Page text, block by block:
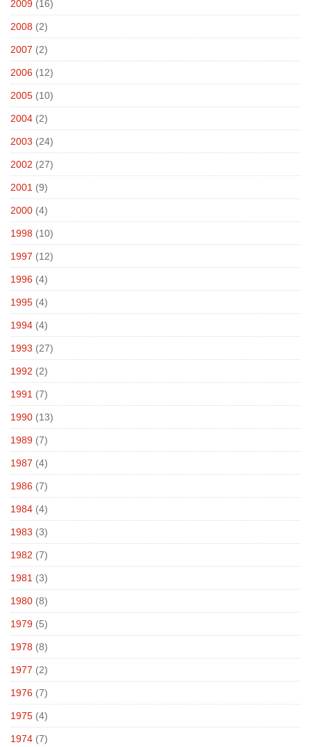
2009 (16)
2008 (2)
2007 (2)
2006 (12)
2005 (10)
2004 (2)
2003 (24)
2002 (27)
2001 (9)
2000 (4)
1998 (10)
1997 (12)
1996 (4)
1995 (4)
1994 (4)
1993 (27)
1992 (2)
1991 (7)
1990 (13)
1989 (7)
1987 (4)
1986 (7)
1984 (4)
1983 (3)
1982 (7)
1981 (3)
1980 (8)
1979 (5)
1978 (8)
1977 (2)
1976 (7)
1975 (4)
1974 (7)